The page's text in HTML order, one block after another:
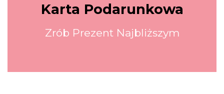
Karta Podarunkowa
Zrób Prezent Najbliższym